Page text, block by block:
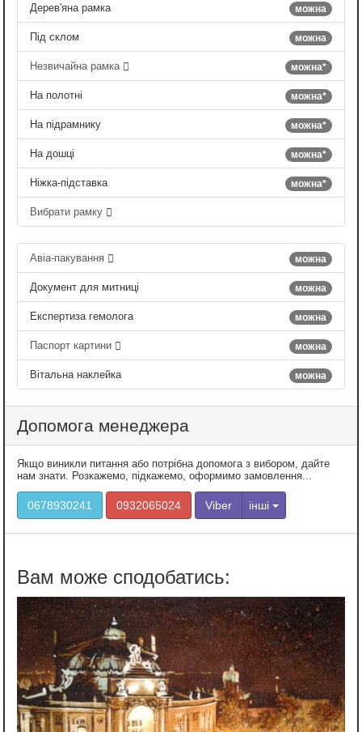
можна
Дерев'яна рамка
можна
Під склом
можна*
Незвичайна рамка
можна*
На полотні
можна*
На підрамнику
можна*
На дошці
можна*
Ніжка-підставка
Вибрати рамку
можна
Авіа-пакування
можна
Документ для митниці
можна
Експертиза гемолога
можна
Паспорт картини
можна
Вітальна наклейка
Допомога менеджера
Якщо виникли питання або потрібна допомога з вибором, дайте
нам знати. Розкажемо, підкажемо, оформимо замовлення...
0678930241 0932065024 Viber інші